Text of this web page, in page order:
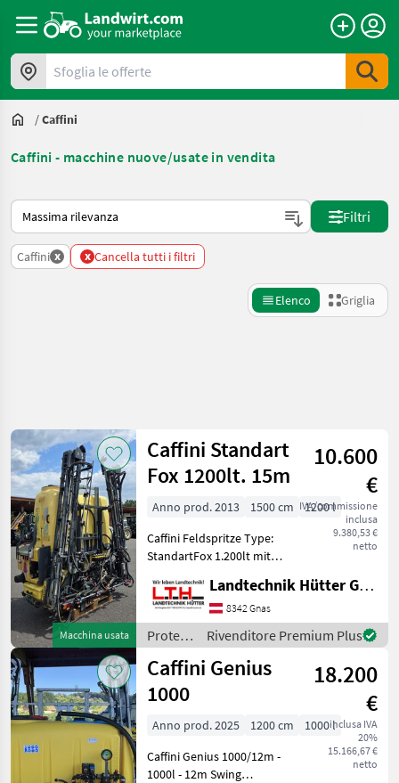
Sfoglia le offerte
/Caffini
Caffini - macchine nuove/usate in vendita
Ecco come viene ordinato su Landwirt.com
Filtri
Caffini x x Cancella tutti i filtri
Elenco Griglia
ricerca
Categoria 1 Paese Filtri
PERCORSO
ATTUALE
Caffini
SCEGLI
CATEGORIA
Settore agricolo
23
MARKETPLACE
Marketplace
Offerte dei
rivenditori
Annunci
Reimposta
Mostra
23
risultati
Macchina usata
Caffini Standart
Fox 1200lt. 15m
10.600
€
IVA/commissione
inclusa
9.380,53 €
netto
Anno prod. 2013 1500 cm
1200 l
Caffini Feldspritze Type:
StandartFox 1.200lt mit
2013 Dreifach Düsenkopf,
Schaummarkierer,
Computer mit KM/H
Steuerung und 5
Teilbreitenventi
Landtechnik Hütter GmbH & Co KG
8342 Gnas
Protezione
piante /
Caffini
Rivenditore Premium Plus
Caffini Genius
1000
18.200
€
inclusa IVA
20%
15.166,67 €
netto
Anno prod. 2025 1200 cm
1000 l
Caffini Genius 1000/12m -
1000l - 12m Swing